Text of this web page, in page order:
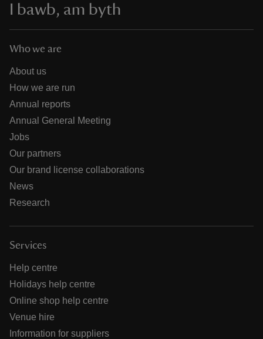
I bawb, am byth
Who we are
About us
How we are run
Annual reports
Annual General Meeting
Jobs
Our partners
Our brand license collaborations
News
Research
Services
Help centre
Holidays help centre
Online shop help centre
Venue hire
Information for suppliers